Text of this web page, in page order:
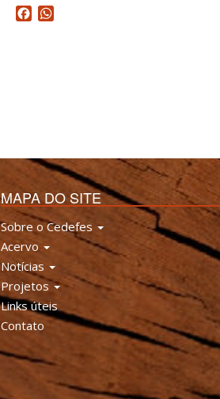
Facebook
MAPA DO SITE
Sobre o Cedefes
Acervo
Notícias
Projetos
Links úteis
Contato